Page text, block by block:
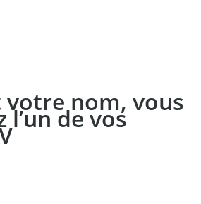
votre nom, vous
l’un de vos